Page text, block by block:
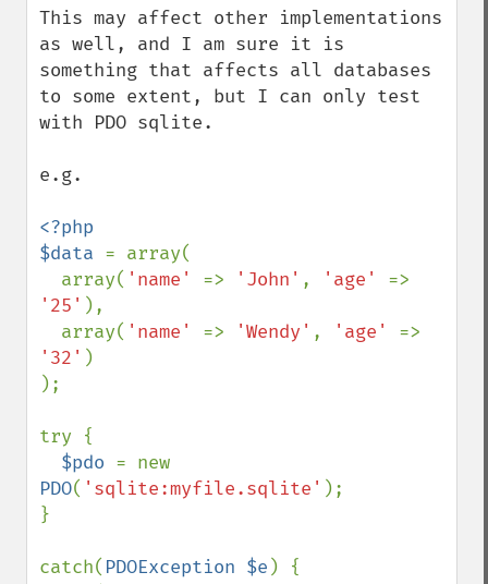
This may affect other implementations
as well, and I am sure it is
something that affects all databases
to some extent, but I can only test
with PDO sqlite.
e.g.
<?php
$data = array(
  array(
'name' => 'John' , 'age'
'25' ),
  array(
'name' => 'Wendy' , 'age'
'32' )
);
try {
$pdo
PDO( 'sqlite:myfile.sqlite' );
}
catch( PDOException $e ) {